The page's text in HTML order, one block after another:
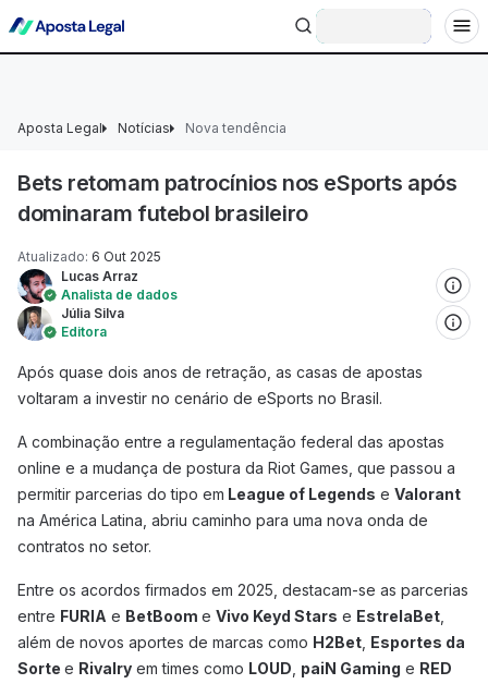
+18 Ministério da Fazenda adverte: aposta não é investimento.
Aposta Legal Notícias Nova tendência
Bets retomam patrocínios nos eSports após
dominaram futebol brasileiro
Atualizado: 6 Out 2025
Lucas Arraz
Analista de dados
Júlia Silva
Editora
Após quase dois anos de retração, as casas de apostas
voltaram a investir no cenário de eSports no Brasil.
A combinação entre a regulamentação federal das apostas
online e a mudança de postura da Riot Games, que passou a
permitir parcerias do tipo em League of Legends e Valorant
na América Latina, abriu caminho para uma nova onda de
contratos no setor.
Entre os acordos firmados em 2025, destacam-se as parcerias
entre FURIA e BetBoom e Vivo Keyd Stars e EstrelaBet
além de novos aportes de marcas como H2Bet Esportes da
Sorte e Rivalry em times como LOUD paiN Gaming e RED